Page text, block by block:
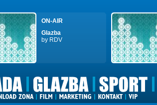
ON-AIR
Glazba
by RDV